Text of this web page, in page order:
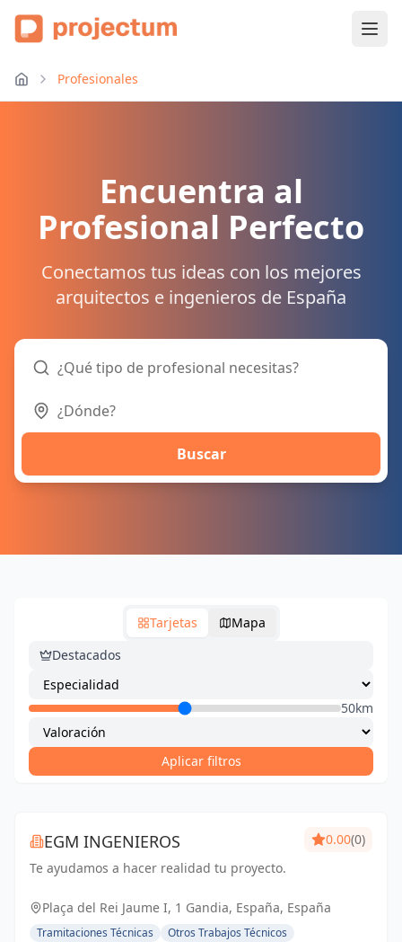
Profesionales
Encuentra al
Profesional Perfecto
Conectamos tus ideas con los mejores
arquitectos e ingenieros de España
Buscar
Tarjetas
Mapa
Destacados
50km
Aplicar filtros
EGM INGENIEROS
Te ayudamos a hacer realidad tu proyecto.
0.00(0)
Plaça del Rei Jaume I, 1 Gandia, España, España
Tramitaciones Técnicas
Otros Trabajos Técnicos